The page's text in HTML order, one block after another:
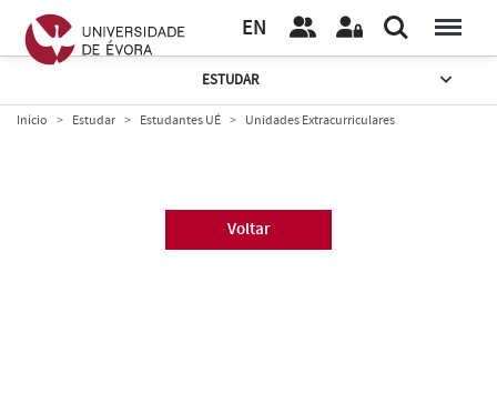
EN
ESTUDAR
Início Estudar Estudantes UÉ Unidades Extracurriculares
Voltar